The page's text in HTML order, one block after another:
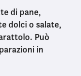
di pane,
dolci o salate,
Può
in